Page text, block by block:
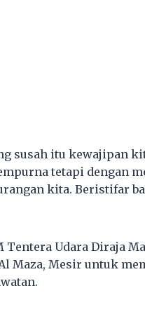
susah itu kewajipan
tetapi dengan
kita. Beristifar
Tentera Udara Diraja
Maza, Mesir untuk